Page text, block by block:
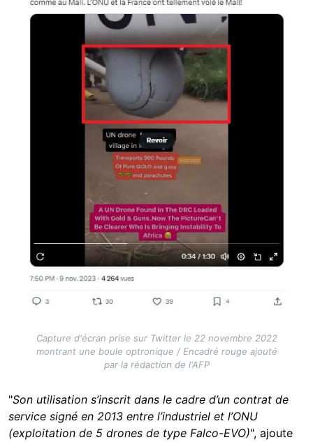
Capture d'écran prise sur Twitter le 22 novembre 2022
montrant une boule optronique / Encadré rouge ajouté
par la rédaction de l'AFP
"Son utilisation s’inscrit dans le cadre d’un contrat de
service signé en 2013 entre l’industriel et l’ONU
(exploitation de 5 drones de type Falco-EVO)", ajoute